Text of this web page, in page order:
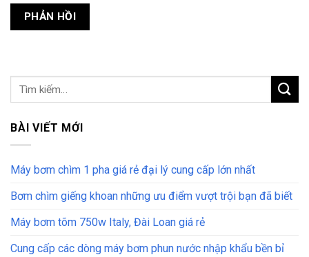
BÀI VIẾT MỚI
Máy bơm chìm 1 pha giá rẻ đại lý cung cấp lớn nhất
Bơm chìm giếng khoan những ưu điểm vượt trội bạn đã biết
Máy bơm tõm 750w Italy, Đài Loan giá rẻ
Cung cấp các dòng máy bơm phun nước nhập khẩu bền bỉ